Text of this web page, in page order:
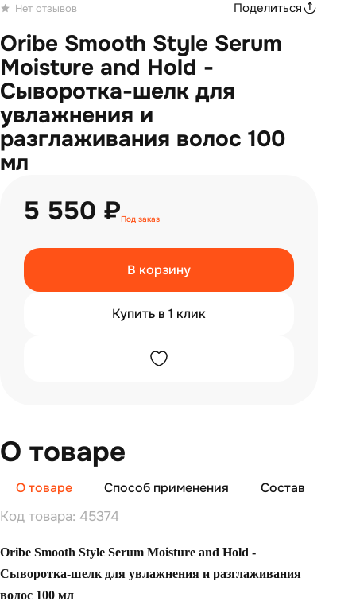
Нет отзывов Поделиться
Oribe Smooth Style Serum
Moisture and Hold -
Сыворотка-шелк для
увлажнения и
разглаживания волос 100
мл
5 550 ₽Под заказ
В корзину
Купить в 1 клик
О товаре
О товаре Способ применения Состав
Код товара: 45374
Oribe Smooth Style Serum Moisture and Hold -
Сыворотка-шелк для увлажнения и разглаживания
волос 100 мл